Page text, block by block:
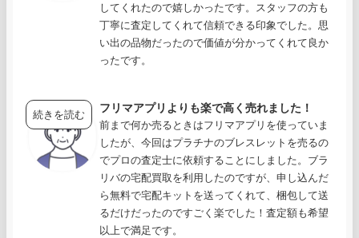
してくれたので嬉しかったです。スタッフの方も
丁寧に査定してくれて信頼できる印象でした。思
い出の品物だったので価値が分かってくれて良か
ったです。
フリマアプリよりも楽で高く売れました！
前まで何か売るときはフリマアプリを使っていま
したが、今回はプラチナのブレスレットを売るの
でプロの査定士に依頼することにしました。ブラ
リバの宅配買取を利用したのですが、申し込んだ
ら無料で宅配キットを送ってくれて、梱包して送
るだけだったのですごく楽でした！査定額も希望
以上で満足です。
続きを読む